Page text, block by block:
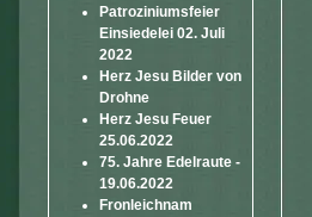
Patroziniumsfeier
Einsiedelei 02. Juli
2022
Herz Jesu Bilder von
Drohne
Herz Jesu Feuer
25.06.2022
75. Jahre Edelraute -
19.06.2022
Fronleichnam